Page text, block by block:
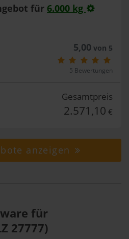
für 6.000 kg
5,00 von 5
5 Bewertungen
Gesamtpreis
2.571,10 €
anzeigen
für
27777)